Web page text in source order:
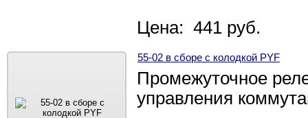
Цена: 441 руб.
55-02 в сборе с колодкой PYF
Промежуточное
управления